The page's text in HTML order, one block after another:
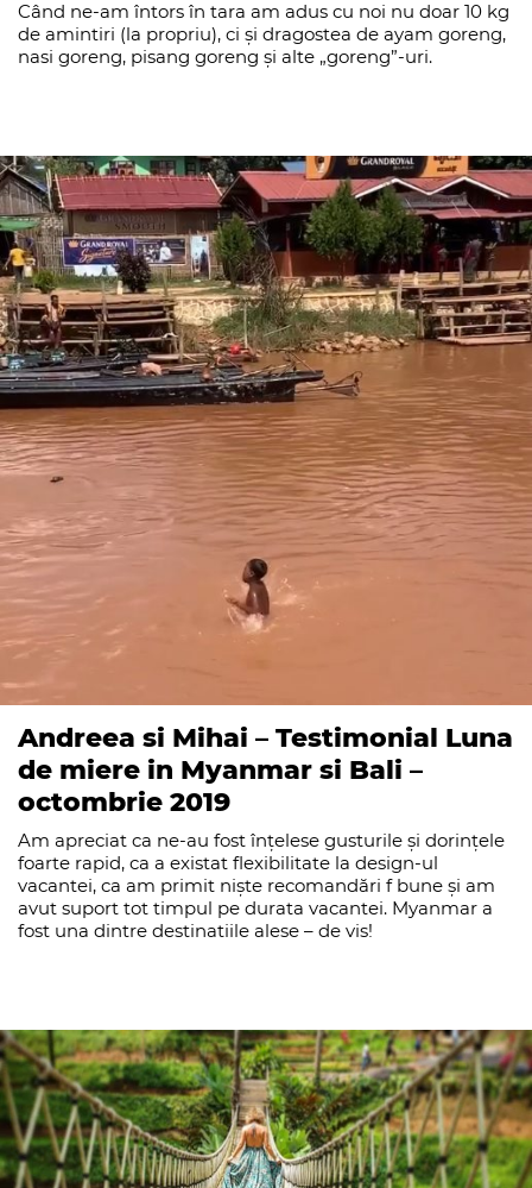
Când ne-am întors în tara am adus cu noi nu doar 10 kg
de amintiri (la propriu), ci și dragostea de ayam goreng,
nasi goreng, pisang goreng și alte „goreng”-uri.
Andreea si Mihai – Testimonial Luna
de miere in Myanmar si Bali –
octombrie 2019
Am apreciat ca ne-au fost înțelese gusturile și dorințele
foarte rapid, ca a existat flexibilitate la design-ul
vacantei, ca am primit niște recomandări f bune și am
avut suport tot timpul pe durata vacantei. Myanmar a
fost una dintre destinatiile alese – de vis!